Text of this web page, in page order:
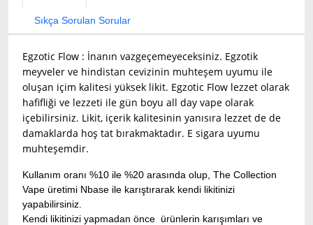
Sıkça Sorulan Sorular
Egzotic Flow : İnanın vazgeçemeyeceksiniz. Egzotik
meyveler ve hindistan cevizinin muhteşem uyumu ile
oluşan içim kalitesi yüksek likit. Egzotic Flow lezzet olarak
hafifliği ve lezzeti ile gün boyu all day vape olarak
içebilirsiniz. Likit, içerik kalitesinin yanısıra lezzet de de
damaklarda hoş tat bırakmaktadır. E sigara uyumu
muhteşemdir.
Kullanım oranı %10 ile %20 arasında olup, The Collection
Vape üretimi Nbase ile karıştırarak kendi likitinizi
yapabilirsiniz.
Kendi likitinizi yapmadan önce ürünlerin karışımları ve